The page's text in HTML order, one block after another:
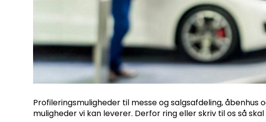
Profileringsmuligheder til messe og salgsafdeling,
muligheder vi kan leverer. Derfor ring eller skriv til os så